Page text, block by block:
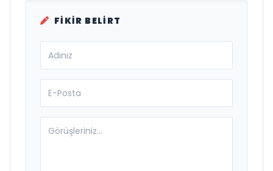
FIKIR BELIRT